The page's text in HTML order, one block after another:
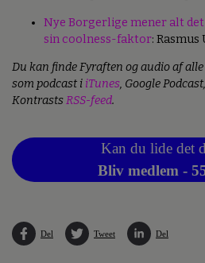
Nye Borgerlige mener alt
sin coolness-faktor:
Du kan finde Fyraften og audio af
som podcast i iTunes, Google Podcast,
KontrastsRSS-feed.
Kan du lide det
Bliv medlem -
Del Tweet Del